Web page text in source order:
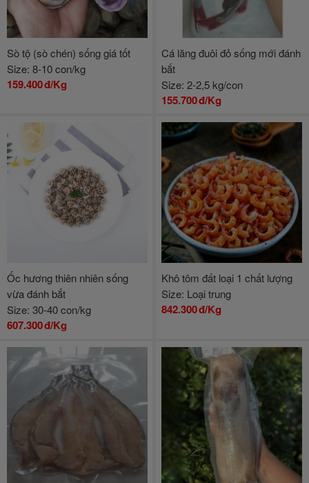
Sò tộ (sò chén) sống giá tốt
Size: 8-10 con/kg
159.400đ/Kg
Cá lăng đuôi đỏ sống mới đánh
bắt
Size: 2-2,5 kg/con
155.700đ/Kg
Ốc hương thiên nhiên sống
vừa đánh bắt
Size: 30-40 con/kg
607.300đ/Kg
Khô tôm đất loại 1 chất lượng
Size: Loại trung
842.300đ/Kg